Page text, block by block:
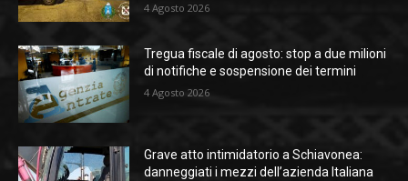
4 Agosto 2026
Tregua fiscale di agosto: stop a due milioni
di notifiche e sospensione dei termini
4 Agosto 2026
Grave atto intimidatorio a Schiavonea:
danneggiati i mezzi dell’azienda Italiana